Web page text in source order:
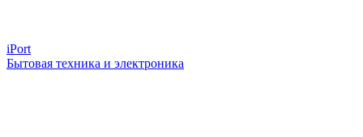
iPort
Бытовая техника и электроника